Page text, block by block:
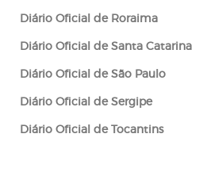
Diário Oficial de Roraima
Diário Oficial de Santa Catarina
Diário Oficial de São Paulo
Diário Oficial de Sergipe
Diário Oficial de Tocantins